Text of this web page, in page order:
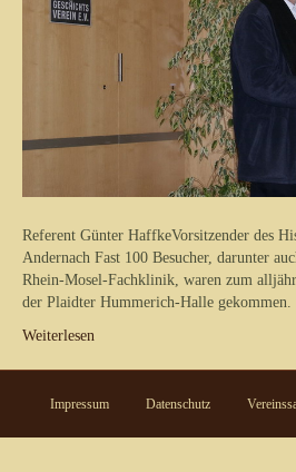
Referent Günter HaffkeVorsitzender des
Andernach Fast 100 Besucher, darunter
Rhein-Mosel-Fachklinik, waren zum
der Plaidter Hummerich-Halle gekommen.
Weiterlesen
Impressum Datenschutz